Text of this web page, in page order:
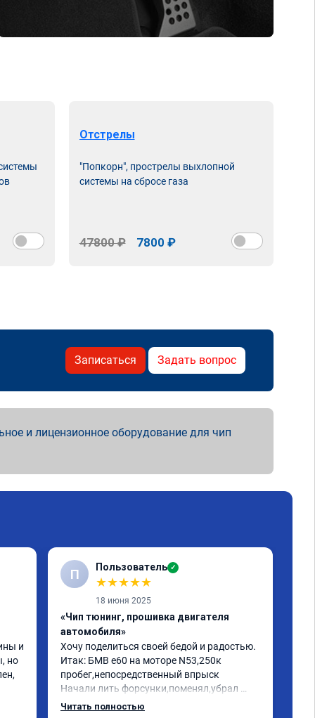
Отстрелы
"Попкорн", прострелы выхлопной
системы на сбросе газа
47800 ₽ 7800 ₽
Записаться Задать вопрос
и лицензионное оборудование для чип
и
но
П Пользователь ✓
★★★★★
18 июня 2025
«Чип тюнинг, прошивка двигателя
автомобиля»
Хочу поделиться своей бедой и радостью.
Итак: БМВ е60 на моторе N53,250к
пробег,непосредственный впрыск
Начали лить форсунки,поменял,убрал
катализаторы,обратился к одному
Читать полностью